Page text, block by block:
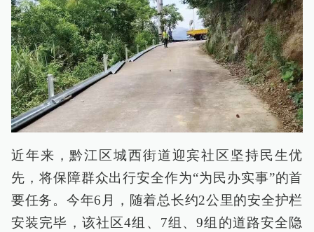
近年来，黔江区城西街道迎宾社区坚持民生优
先，将保障群众出行安全作为“为民办实事”的首
要任务。今年6月，随着总长约2公里的安全护栏
安装完毕，该社区4组、7组、9组的道路安全隐